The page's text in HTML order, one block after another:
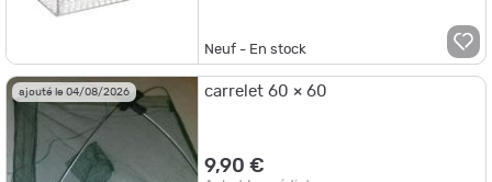
Neuf - En stock
ajouté le 04/08/2026 carrelet 60 × 60
9,90 €